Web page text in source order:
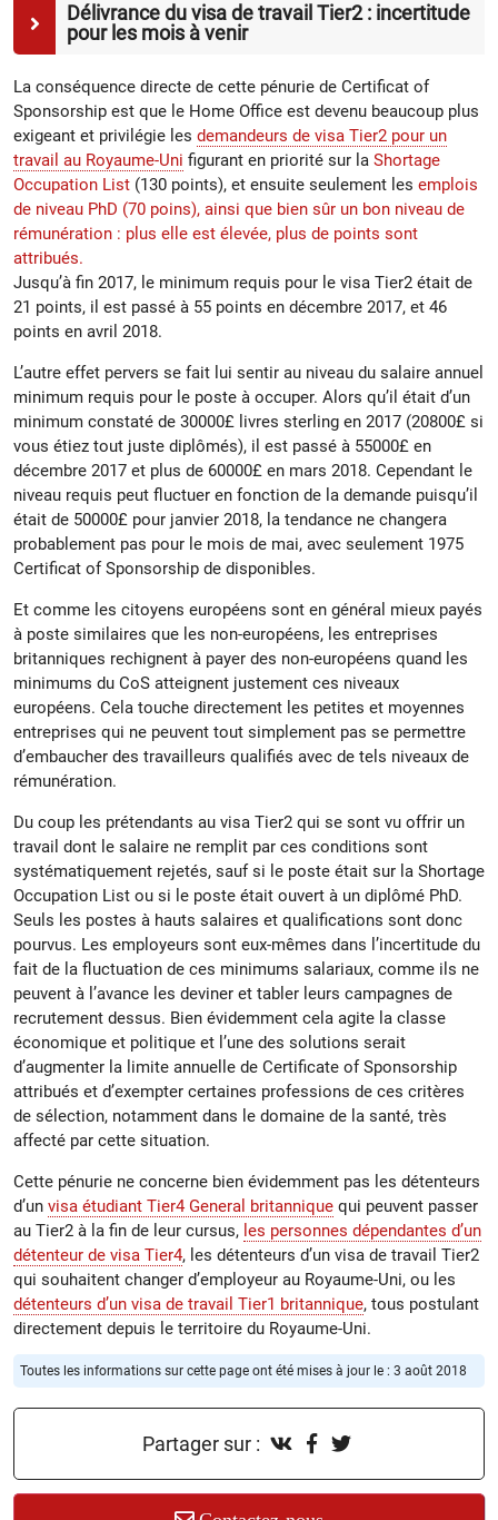
Délivrance du visa de travail Tier2 : incertitude
pour les mois à venir
La conséquence directe de cette pénurie de Certificat of
Sponsorship est que le Home Office est devenu beaucoup plus
exigeant et privilégie les demandeurs de visa Tier2 pour un
travail au Royaume-Uni figurant en priorité sur la Shortage
Occupation List (130 points), et ensuite seulement les emplois
de niveau PhD (70 poins), ainsi que bien sûr un bon niveau de
rémunération : plus elle est élevée, plus de points sont
attribués.
Jusqu’à fin 2017, le minimum requis pour le visa Tier2 était de
21 points, il est passé à 55 points en décembre 2017, et 46
points en avril 2018.
L’autre effet pervers se fait lui sentir au niveau du salaire annuel
minimum requis pour le poste à occuper. Alors qu’il était d’un
minimum constaté de 30000£ livres sterling en 2017 (20800£ si
vous étiez tout juste diplômés), il est passé à 55000£ en
décembre 2017 et plus de 60000£ en mars 2018. Cependant le
niveau requis peut fluctuer en fonction de la demande puisqu’il
était de 50000£ pour janvier 2018, la tendance ne changera
probablement pas pour le mois de mai, avec seulement 1975
Certificat of Sponsorship de disponibles.
Et comme les citoyens européens sont en général mieux payés
à poste similaires que les non-européens, les entreprises
britanniques rechignent à payer des non-européens quand les
minimums du CoS atteignent justement ces niveaux
européens. Cela touche directement les petites et moyennes
entreprises qui ne peuvent tout simplement pas se permettre
d’embaucher des travailleurs qualifiés avec de tels niveaux de
rémunération.
Du coup les prétendants au visa Tier2 qui se sont vu offrir un
travail dont le salaire ne remplit par ces conditions sont
systématiquement rejetés, sauf si le poste était sur la Shortage
Occupation List ou si le poste était ouvert à un diplômé PhD.
Seuls les postes à hauts salaires et qualifications sont donc
pourvus. Les employeurs sont eux-mêmes dans l’incertitude du
fait de la fluctuation de ces minimums salariaux, comme ils ne
peuvent à l’avance les deviner et tabler leurs campagnes de
recrutement dessus. Bien évidemment cela agite la classe
économique et politique et l’une des solutions serait
d’augmenter la limite annuelle de Certificate of Sponsorship
attribués et d’exempter certaines professions de ces critères
de sélection, notamment dans le domaine de la santé, très
affecté par cette situation.
Cette pénurie ne concerne bien évidemment pas les détenteurs
d’un visa étudiant Tier4 General britannique qui peuvent passer
au Tier2 à la fin de leur cursus, les personnes dépendantes d’un
détenteur de visa Tier4, les détenteurs d’un visa de travail Tier2
qui souhaitent changer d’employeur au Royaume-Uni, ou les
détenteurs d’un visa de travail Tier1 britannique, tous postulant
directement depuis le territoire du Royaume-Uni.
Toutes les informations sur cette page ont été mises à jour le : 3 août 2018
Partager sur :